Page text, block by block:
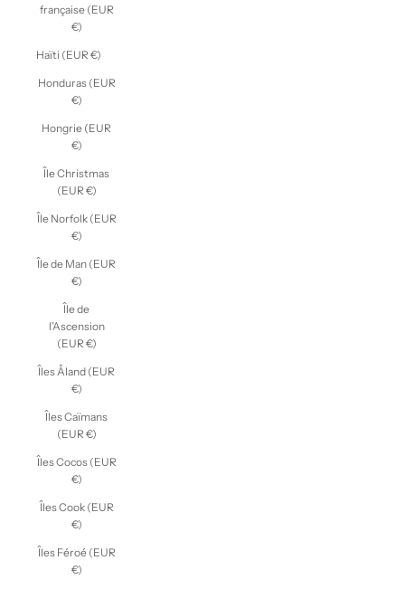
française (EUR
€)
Haïti (EUR €)
Honduras (EUR
€)
Hongrie (EUR
€)
Île Christmas
(EUR €)
Île Norfolk (EUR
€)
Île de Man (EUR
€)
Île de
l’Ascension
(EUR €)
Îles Åland (EUR
€)
Îles Caïmans
(EUR €)
Îles Cocos (EUR
€)
Îles Cook (EUR
€)
Îles Féroé (EUR
€)